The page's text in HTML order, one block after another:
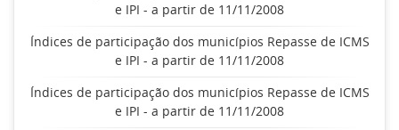
e IPI - a partir de 11/11/2008
Índices de participação dos municípios Repasse de ICMS
e IPI - a partir de 11/11/2008
Índices de participação dos municípios Repasse de ICMS
e IPI - a partir de 11/11/2008